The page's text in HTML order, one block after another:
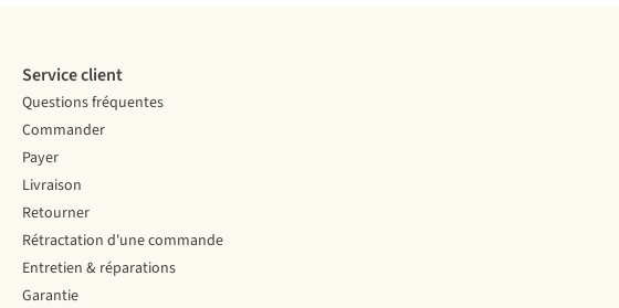
Service client
Questions fréquentes
Commander
Payer
Livraison
Retourner
Rétractation d'une commande
Entretien & réparations
Garantie